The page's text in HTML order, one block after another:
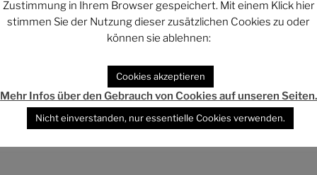
Beitrag
WEITER
Alpbach 2008: Wie kommt der
Mond auf die Erde?
Zustimmung in Ihrem Browser gespeichert. Mit einem Klick hier
stimmen Sie der Nutzung dieser zusätzlichen Cookies zu oder
können sie ablehnen:
Cookies akzeptieren
Mehr Infos über den Gebrauch von Cookies auf unseren Seiten.
Nicht einverstanden, nur essentielle Cookies verwenden.